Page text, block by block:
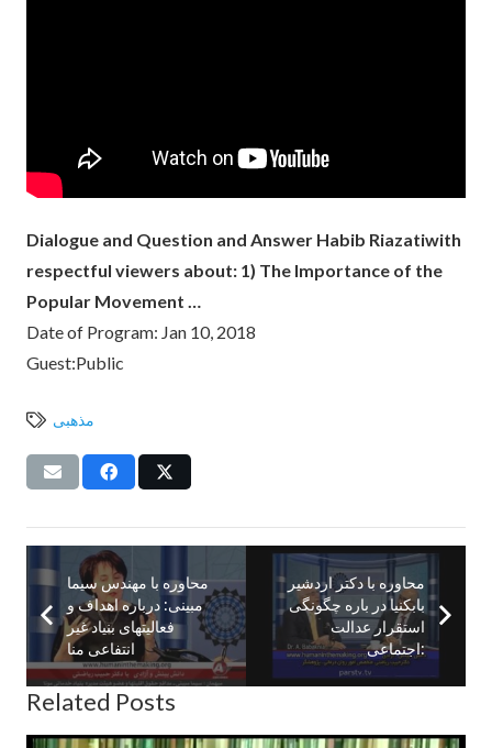
Dialogue and Question and Answer Habib Riazatiwith
respectful viewers about: 1) The Importance of the
Popular Movement …
Date of Program: Jan 10, 2018
Guest:Public
مذهبی
محاوره با مهندس سيما
مبينى: درباره اهداف و
فعاليتهاى بنياد غير
انتفاعى منا
محاوره با دكتر اردشير
بابكنيا در باره چگونگی
استقرار عدالت
اجتماعى:
Related Posts